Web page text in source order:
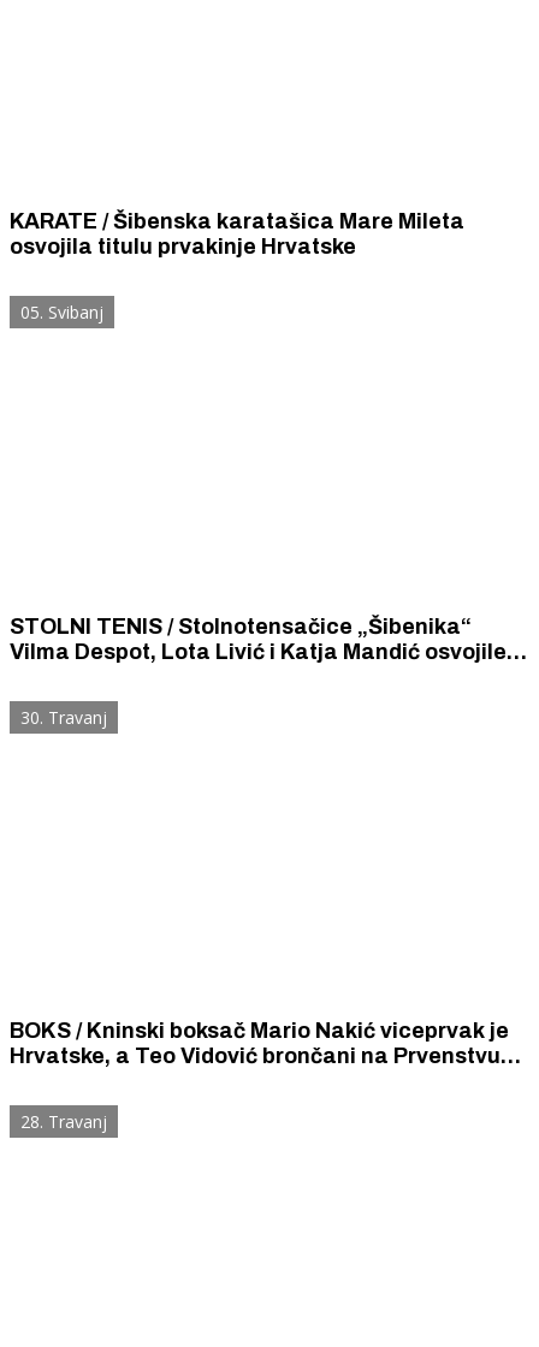
KARATE / Šibenska karatašica Mare Mileta
osvojila titulu prvakinje Hrvatske
05. Svibanj
STOLNI TENIS / Stolnotensačice „Šibenika“
Vilma Despot, Lota Livić i Katja Mandić osvojile
30. Travanj
BOKS / Kninski boksač Mario Nakić viceprvak je
Hrvatske, a Teo Vidović brončani na Prvenstvu
28. Travanj